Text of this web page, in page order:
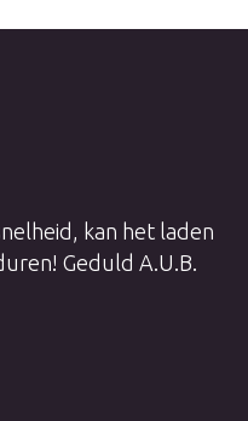
kan het laden
Geduld A.U.B.